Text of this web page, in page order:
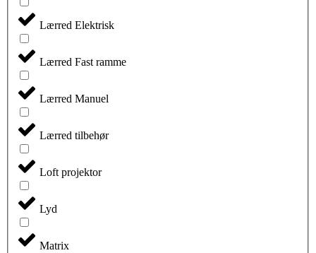
Lærred Elektrisk
Lærred Fast ramme
Lærred Manuel
Lærred tilbehør
Loft projektor
Lyd
Matrix